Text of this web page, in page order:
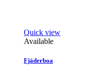
Quick view
Available
Fjäderboa